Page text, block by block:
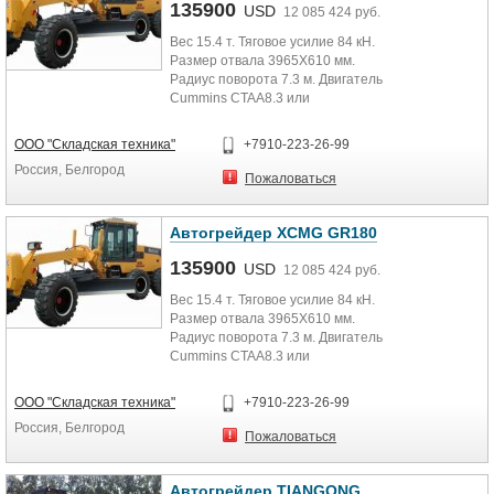
оборудование в наличии! Техника
Челябинске и в г. Москве.
135900 USD 12 085 424 руб.
Вес 15.4 т. Тяговое усилие 84 кН.
Размер отвала 3965Х610 мм.
Радиус поворота 7.3 м. Двигатель
Cummins CTAA8.3 или
Опции: кондиционер,
ультразвуковая или лазерная
система автоматического
кирковщик, система GPS Vickers.
ООО "Складская техника"
Россия, Белгород
+7910-223-26-99
Пожаловаться
Автогрейдер XCMG GR180
135900 USD 12 085 424 руб.
Вес 15.4 т. Тяговое усилие 84 кН.
Размер отвала 3965Х610 мм.
Радиус поворота 7.3 м. Двигатель
Cummins CTAA8.3 или
Опции: кондиционер,
ультразвуковая или лазерная
система автоматического
кирковщик, система GPS Vickers.
ООО "Складская техника"
Россия, Белгород
+7910-223-26-99
Пожаловаться